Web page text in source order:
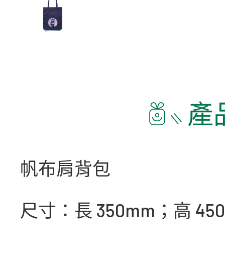
產
帆布肩背包
尺寸：長 350mm；高